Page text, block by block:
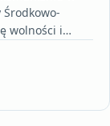
Środkowo-
wolności i